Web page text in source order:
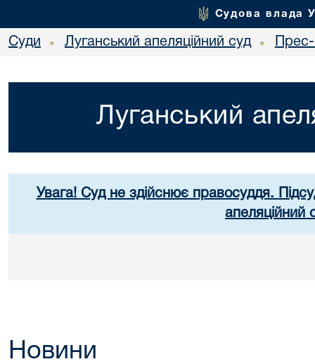
Судова влада
Суди • Луганський апеляційний суд •
Луганський
Увага! Суд не здійснює правосуддя.
апеляційний
Новини